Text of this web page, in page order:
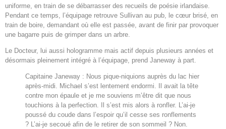
uniforme, en train de se débarrasser des recueils de poésie irlandaise.
Pendant ce temps, l’équipage retrouve Sullivan au pub, le cœur brisé, en
train de boire, demandant où elle est passée, avant de finir par provoquer
une bagarre puis de grimper dans un arbre.
Le Docteur, lui aussi hologramme mais actif depuis plusieurs années et
désormais pleinement intégré à l’équipage, prend Janeway à part.
Capitaine Janeway : Nous pique-niquions auprès du lac hier
après-midi. Michael s’est lentement endormi. Il avait la tête
contre mon épaule et je me souviens m’être dit que nous
touchions à la perfection. Il s’est mis alors à ronfler. L’ai-je
poussé du coude dans l’espoir qu’il cesse ses ronflements
? L’ai-je secoué afin de le retirer de son sommeil ? Non.